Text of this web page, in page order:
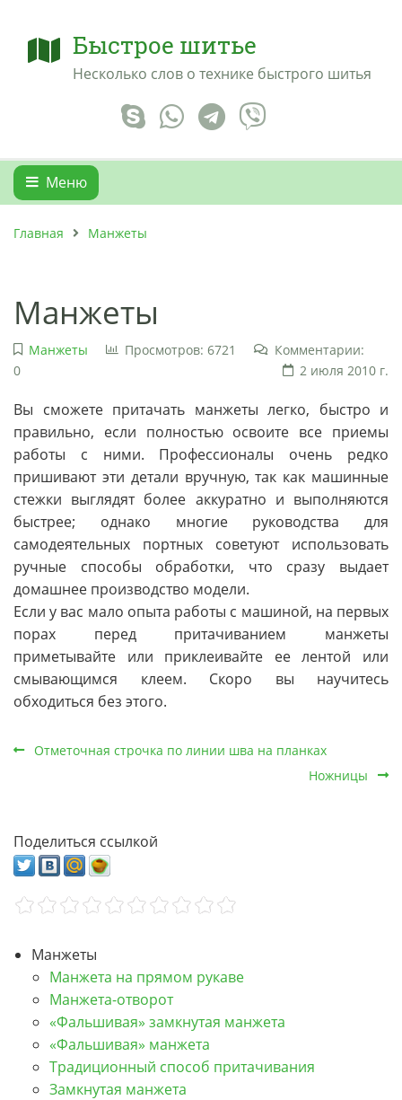
Быстрое шитье
Несколько слов о технике быстрого шитья
Меню
Главная Манжеты
Манжеты
Манжеты Просмотров: 6721
Комментарии:
0
2 июля 2010 г.
Вы сможете притачать манжеты легко, быстро и
правильно, если полностью освоите все приемы
работы с ними. Профессионалы очень редко
пришивают эти детали вручную, так как машинные
стежки выглядят более аккуратно и выполняются
быстрее; однако многие руководства для
самодеятельных портных советуют использовать
ручные способы обработки, что сразу выдает
домашнее производство модели.
Если у вас мало опыта работы с машиной, на первых
порах перед притачиванием манжеты
приметывайте или приклеивайте ее лентой или
смывающимся клеем. Скоро вы научитесь
обходиться без этого.
Отметочная строчка по линии шва на планках
Ножницы
Поделиться ссылкой
Манжеты
Манжета на прямом рукаве
Манжета-отворот
«Фальшивая» замкнутая манжета
«Фальшивая» манжета
Традиционный способ притачивания
Замкнутая манжета